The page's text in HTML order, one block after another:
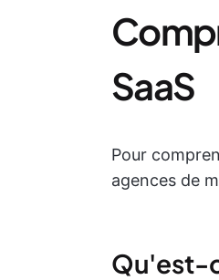
SaaS
Pour
agences de
Qu'est-